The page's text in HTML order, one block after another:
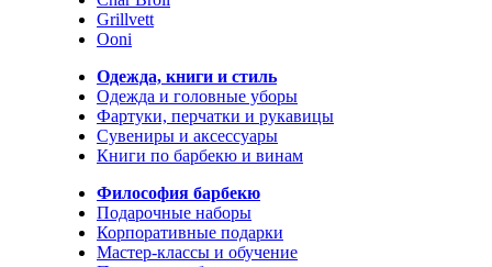
Grillvett
Ooni
Одежда, книги и стиль
Одежда и головные уборы
Фартуки, перчатки и рукавицы
Сувениры и аксессуары
Книги по барбекю и винам
Философия барбекю
Подарочные наборы
Корпоративные подарки
Мастер-классы и обучение